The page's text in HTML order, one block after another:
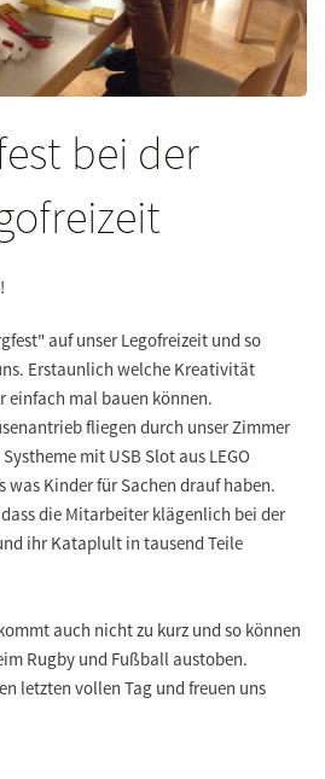
bei der
auf unser Legofreizeit und so
Erstaunlich welche Kreativität
einfach mal bauen können.
fliegen durch unser Zimmer
mit USB Slot aus LEGO
Kinder für Sachen drauf haben.
die Mitarbeiter klägenlich bei der
ihr Kataplult in tausend Teile
auch nicht zu kurz und so können
Rugby und Fußball austoben.
letzten vollen Tag und freuen uns